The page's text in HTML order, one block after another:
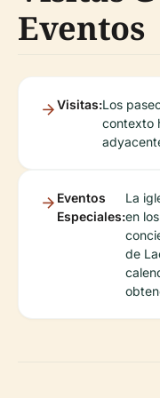
Eventos
Visitas:Los
contexto
Eventos
Especiales:
La
en
de